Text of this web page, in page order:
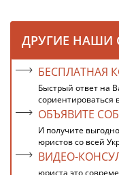
ДРУГИЕ НАШИ
БЕСПЛАТНАЯ
Быстрый ответ на
сориентироваться
ОБЪЯВИТЕ
И получите
юристов со всей
ВИДЕО-
юриста это